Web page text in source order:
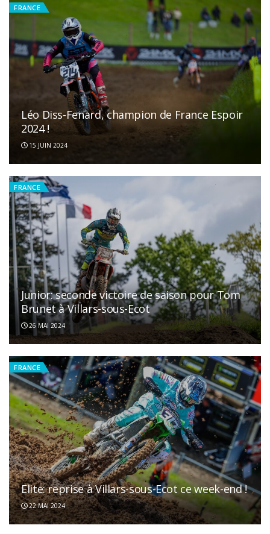
FRANCE
Léo Diss-Fenard, champion de France Espoir
2024 !
15 JUIN 2024
FRANCE
Junior: seconde victoire de saison pour Tom
Brunet à Villars-sous-Ecot
26 MAI 2024
FRANCE
Elite: reprise à Villars-sous-Ecot ce week-end !
22 MAI 2024